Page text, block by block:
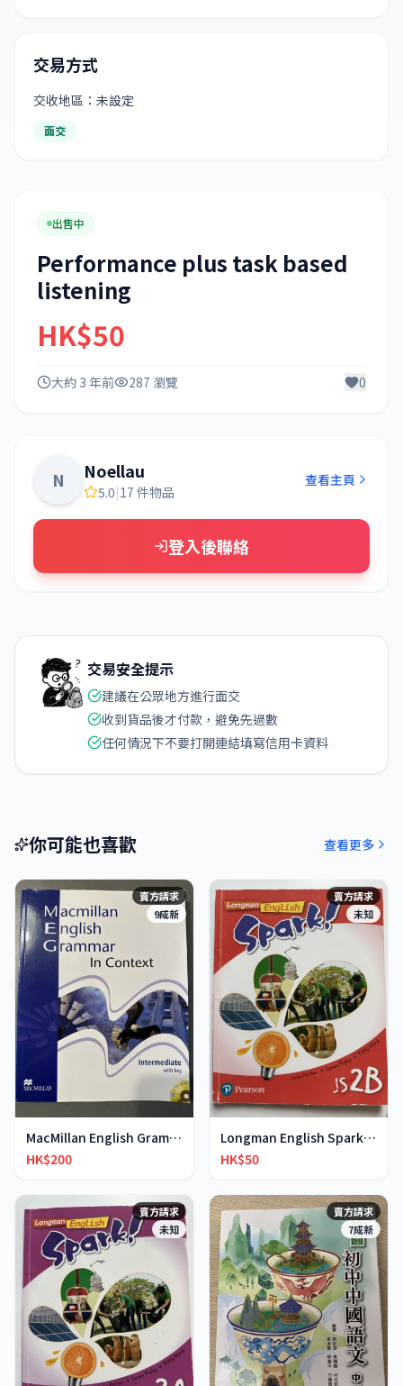
交易方式
交收地區：未設定
面交
出售中
Performance plus task based
listening
HK$50
大約 3 年前 287 瀏覽 0
N Noellau
5.0|17 件物品
查看主頁
登入後聯絡
交易安全提示
建議在公眾地方進行面交
收到貨品後才付款，避免先過數
任何情況下不要打開連結填寫信用卡資料
你可能也喜歡 查看更多
賣方請求
9成新
MacMillan English Grammar in Context
HK$200
賣方請求
未知
Longman English Spark JS2B
HK$50
賣方請求
未知
賣方請求
7成新